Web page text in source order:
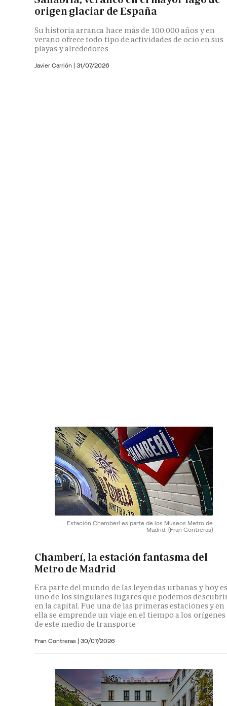
origen glaciar de España
Su historia arranca hace más de 100.000 años y en
verano ofrece todo tipo de actividades de ocio en sus
playas y alrededores
Javier Carrión | 31/07/2026
Estación Chamberí es parte de los Museos Metro de
Madrid. (Fran Contreras)
Chamberí, la estación fantasma del
Metro de Madrid
Era parte del mundo de las leyendas urbanas y hoy
uno de los singulares lugares que podemos
en la capital. Fue una de las primeras estaciones y en
ella se emprende un viaje en el tiempo a los orígenes
de este medio de transporte
Fran Contreras | 30/07/2026